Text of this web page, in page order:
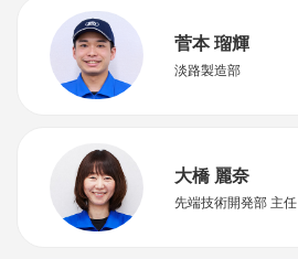
菅本 瑠輝
淡路製造部
大橋 麗奈
先端技術開発部 主任